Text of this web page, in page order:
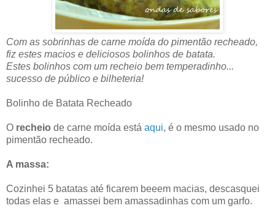
Com as sobrinhas de carne moída do pimentão recheado,
fiz estes macios e deliciosos bolinhos de batata.
Estes bolinhos com um recheio bem temperadinho...
sucesso de público e bilheteria!
Bolinho de Batata Recheado
O recheio de carne moída está aqui, é o mesmo usado no
pimentão recheado.
A massa:
Cozinhei 5 batatas até ficarem beeem macias, descasquei
todas elas e amassei bem amassadinhas com um garfo.